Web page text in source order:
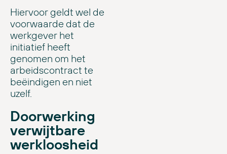
Hiervoor geldt wel de
voorwaarde dat de
werkgever het
initiatief heeft
genomen om het
arbeidscontract te
beëindigen en niet
uzelf.
Doorwerking
verwijtbare
werkloosheid